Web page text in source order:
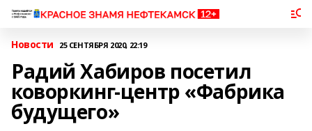
Новости 25 СЕНТЯБРЯ 2020, 22:19
Радий Хабиров посетил
коворкинг-центр «Фабрика
будущего»